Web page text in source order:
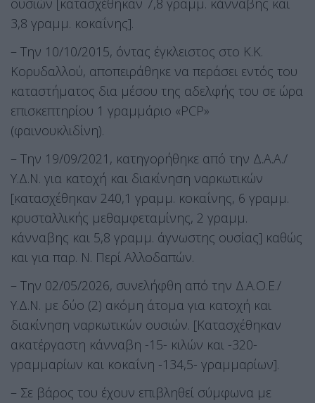
ουσιών [κατασχέθηκαν 7,8 γραμμ. κάνναβης και
3,8 γραμμ. κοκαΐνης].
– Την 10/10/2015, όντας έγκλειστος στο Κ.Κ.
Κορυδαλλού, αποπειράθηκε να περάσει εντός του
καταστήματος δια μέσου της αδελφής του σε ώρα
επισκεπτηρίου 1 γραμμάριο «PCP»
(φαινουκλιδίνη).
– Την 19/09/2021, κατηγορήθηκε από την Δ.Α.Α./
Υ.Δ.Ν. για κατοχή και διακίνηση ναρκωτικών
[κατασχέθηκαν 240,1 γραμμ. κοκαΐνης, 6 γραμμ.
κρυσταλλικής μεθαμφεταμίνης, 2 γραμμ.
κάνναβης και 5,8 γραμμ. άγνωστης ουσίας] καθώς
και για παρ. Ν. Περί Αλλοδαπών.
– Την 02/05/2026, συνελήφθη από την Δ.Α.Ο.Ε./
Υ.Δ.Ν. με δύο (2) ακόμη άτομα για κατοχή και
διακίνηση ναρκωτικών ουσιών. [Κατασχέθηκαν
ακατέργαστη κάνναβη -15- κιλών και -320-
γραμμαρίων και κοκαΐνη -134,5- γραμμαρίων].
– Σε βάρος του έχουν επιβληθεί σύμφωνα με